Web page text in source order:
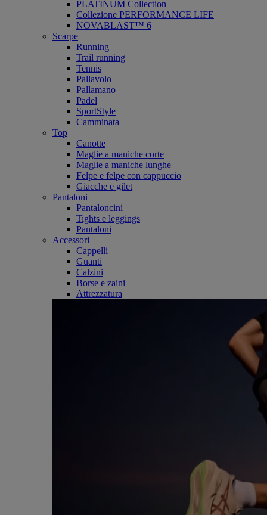
PLATINUM Collection
Collezione PERFORMANCE LIFE
NOVABLAST™ 6
Scarpe
Running
Trail running
Tennis
Pallavolo
Pallamano
Padel
SportStyle
Camminata
Top
Canotte
Maglie a maniche corte
Maglie a maniche lunghe
Felpe e felpe con cappuccio
Giacche e gilet
Pantaloni
Pantaloncini
Tights e leggings
Pantaloni
Accessori
Cappelli
Guanti
Calzini
Borse e zaini
Attrezzatura